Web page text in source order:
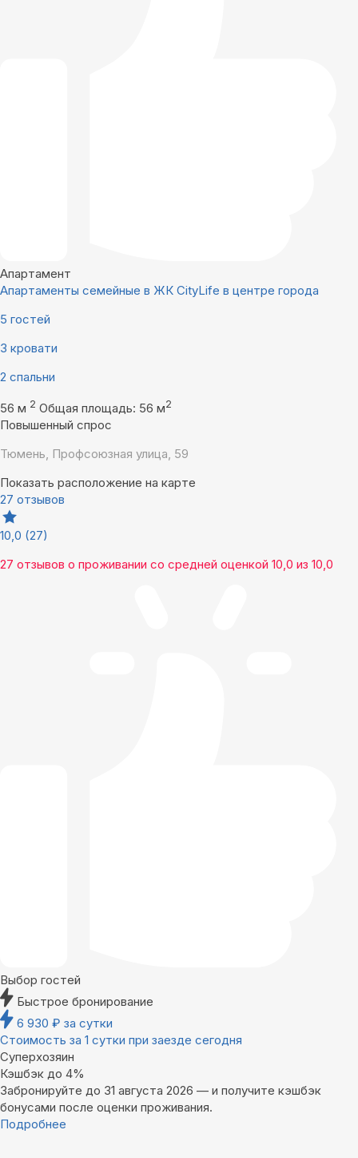
Апартамент
Апартаменты семейные в ЖК CityLife в центре города
5 гостей
3 кровати
2 спальни
56 м 2 Общая площадь: 56 м2
Повышенный спрос
Тюмень, Профсоюзная улица, 59
Показать расположение на карте
27 отзывов
10,0 (27)
27 отзывов о проживании со средней оценкой 10,0 из 10,0
Выбор гостей
Быстрое бронирование
6 930 ₽ за сутки
Стоимость за 1 сутки при заезде сегодня
Суперхозяин
Кэшбэк до 4%
Забронируйте до 31 августа 2026 — и получите кэшбэк
бонусами после оценки проживания.
Подробнее